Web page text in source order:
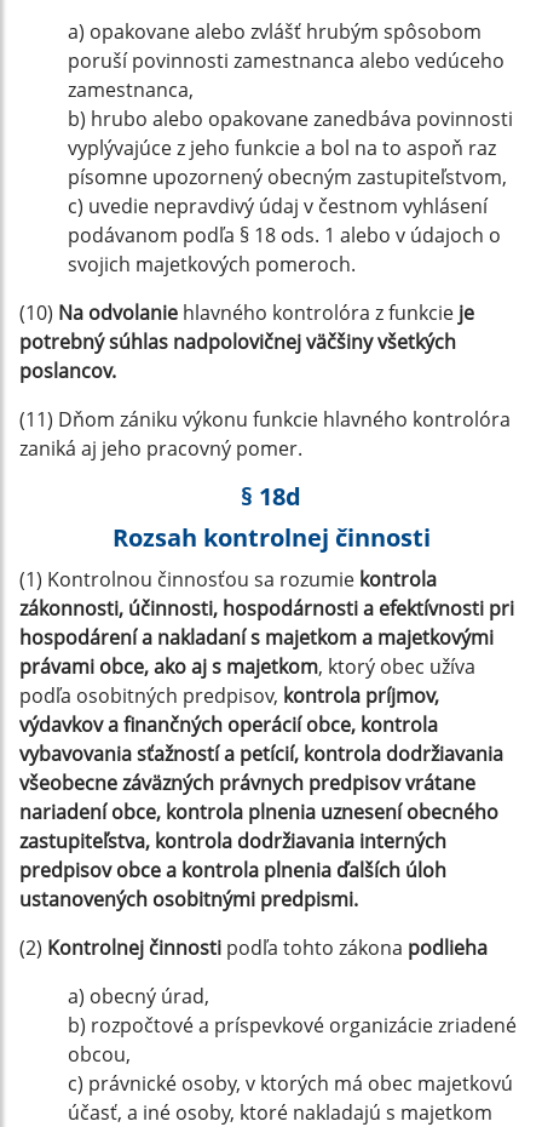
a) opakovane alebo zvlášť hrubým spôsobom
poruší povinnosti zamestnanca alebo vedúceho
zamestnanca,
b) hrubo alebo opakovane zanedbáva povinnosti
vyplývajúce z jeho funkcie a bol na to aspoň raz
písomne upozornený obecným zastupiteľstvom,
c) uvedie nepravdivý údaj v čestnom vyhlásení
podávanom podľa § 18 ods. 1 alebo v údajoch o
svojich majetkových pomeroch.
(10) Na odvolanie hlavného kontrolóra z funkcie je
potrebný súhlas nadpolovičnej väčšiny všetkých
poslancov.
(11) Dňom zániku výkonu funkcie hlavného kontrolóra
zaniká aj jeho pracovný pomer.
§ 18d
Rozsah kontrolnej činnosti
(1) Kontrolnou činnosťou sa rozumie kontrola
zákonnosti, účinnosti, hospodárnosti a efektívnosti pri
hospodárení a nakladaní s majetkom a majetkovými
právami obce, ako aj s majetkom, ktorý obec užíva
podľa osobitných predpisov, kontrola príjmov,
výdavkov a finančných operácií obce, kontrola
vybavovania sťažností a petícií, kontrola dodržiavania
všeobecne záväzných právnych predpisov vrátane
nariadení obce, kontrola plnenia uznesení obecného
zastupiteľstva, kontrola dodržiavania interných
predpisov obce a kontrola plnenia ďalších úloh
ustanovených osobitnými predpismi.
(2) Kontrolnej činnosti podľa tohto zákona podlieha
a) obecný úrad,
b) rozpočtové a príspevkové organizácie zriadené
obcou,
c) právnické osoby, v ktorých má obec majetkovú
účasť, a iné osoby, ktoré nakladajú s majetkom